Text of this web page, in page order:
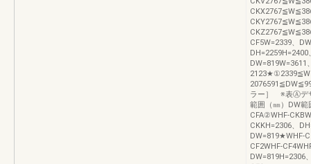
CF5W=2339、
DW=819W=3611
ラー］ ※表Ⓐデ
範囲（㎜）DW範
CFA②WHF-
CKKH=2306、
DW=819★WHF-
CF2WHF-
DW=819H=2306